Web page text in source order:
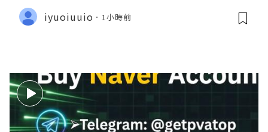
iyuoiuuio 1小時前